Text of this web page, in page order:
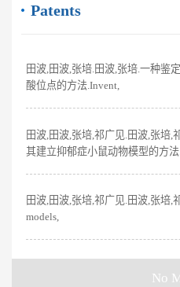
Patents
田波,田波,张培.田波,张培.一种鉴
酸位点的方法.Invent,
田波,田波,张培,祁广见.田波,张培,
其建立抑郁症小鼠动物模型的方法
田波,田波,张培,祁广见.田波,张培
models,
No